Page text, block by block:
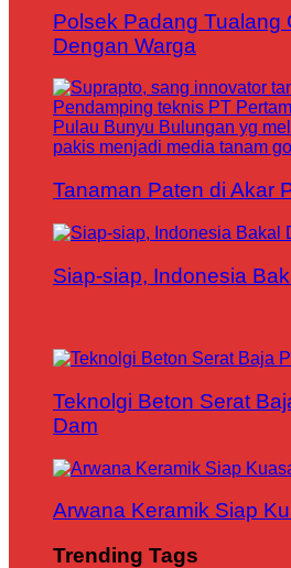
Polsek Padang Tualang
Dengan Warga
Tanaman Paten di Akar
Siap-siap, Indonesia
Teknolgi Beton Serat
Dam
Arwana Keramik Siap
Trending Tags